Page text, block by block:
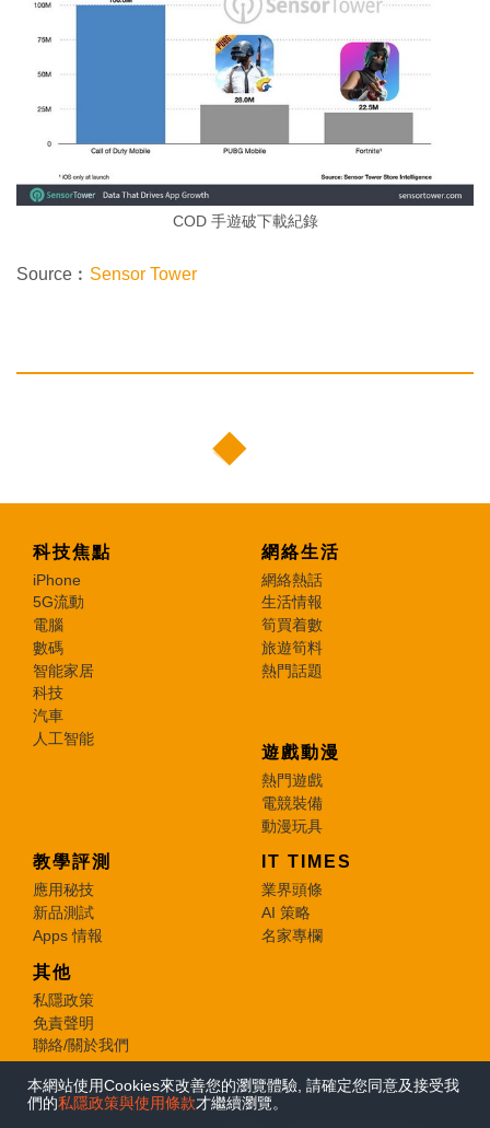
本網站使用Cookies來改善您的瀏覽體驗, 請確定您同意及接受我
們的私隱政策與使用條款才繼續瀏覽。
COD 手遊破下載紀錄
Source︰ Sensor Tower
科技焦點
iPhone
5G流動
電腦
數碼
智能家居
科技
汽車
人工智能
網絡生活
網絡熱話
生活情報
筍買着數
旅遊筍料
熱門話題
遊戲動漫
熱門遊戲
電競裝備
動漫玩具
教學評測
應用秘技
新品測試
Apps 情報
IT TIMES
業界頭條
AI 策略
名家專欄
其他
私隱政策
免責聲明
聯絡/關於我們
© 2026 e-zone. All Rights Reserved.